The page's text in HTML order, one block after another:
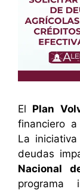
El Plan
financiero
La
deudas
Nacional
programa